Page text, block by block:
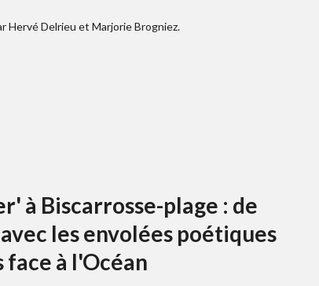
Hervé Delrieu et Marjorie Brogniez.
à Biscarrosse-plage : de
les envolées poétiques
à l'Océan